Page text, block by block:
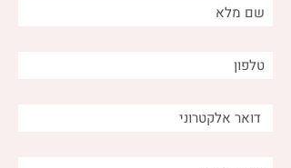
על מערכת העיכול ועל